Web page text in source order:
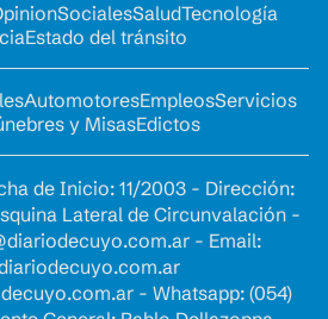
SocialesSaludTecnología
Estado del tránsito
AutomotoresEmpleosServicios
y MisasEdictos
de Inicio: 11/2003 - Dirección:
Lateral de Circunvalación -
- Email:
- Whatsapp: (054)